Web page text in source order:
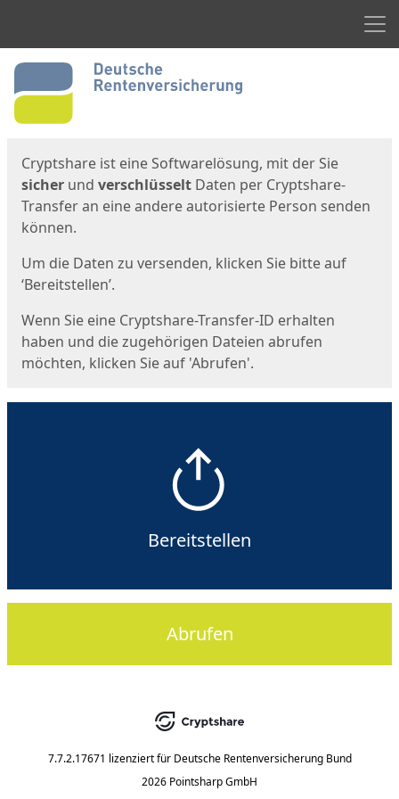
Start
Cryptshare ist eine Softwarelösung, mit der Sie
sicher und verschlüsselt Daten per Cryptshare-
Transfer an eine andere autorisierte Person senden
können.
Um die Daten zu versenden, klicken Sie bitte auf
‘Bereitstellen’.
Wenn Sie eine Cryptshare-Transfer-ID erhalten
haben und die zugehörigen Dateien abrufen
möchten, klicken Sie auf 'Abrufen'.
Bereitstellen
Abrufen
7.7.2.17671 lizenziert für Deutsche Rentenversicherung Bund
2026 Pointsharp GmbH